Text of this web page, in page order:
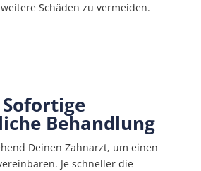
Schäden zu vermeiden.
Behandlung
Deinen Zahnarzt, um einen
Je schneller die